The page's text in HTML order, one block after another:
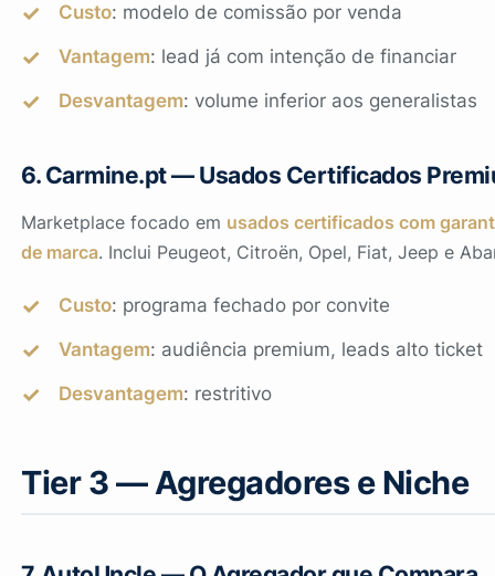
Custo: modelo de comissão por venda
Vantagem: lead já com intenção de financiar
Desvantagem: volume inferior aos generalistas
6. Carmine.pt — Usados Certificados
Marketplace focado em usados certificados com
de marca. Inclui Peugeot, Citroën, Opel, Fiat, Jeep e
Custo: programa fechado por convite
Vantagem: audiência premium, leads alto ticket
Desvantagem: restritivo
Tier 3 — Agregadores e Niche